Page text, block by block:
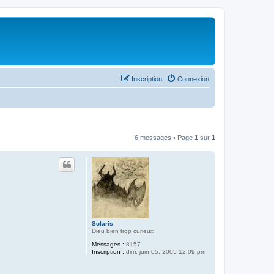
Connexion
Inscription
6 messages • Page 1 sur 1
Solaris
Dieu bien trop curieux
Messages : 8157
Inscription : dim. juin 05, 2005 12:09 pm